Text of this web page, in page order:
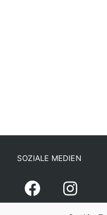
SOZIALE MEDIEN